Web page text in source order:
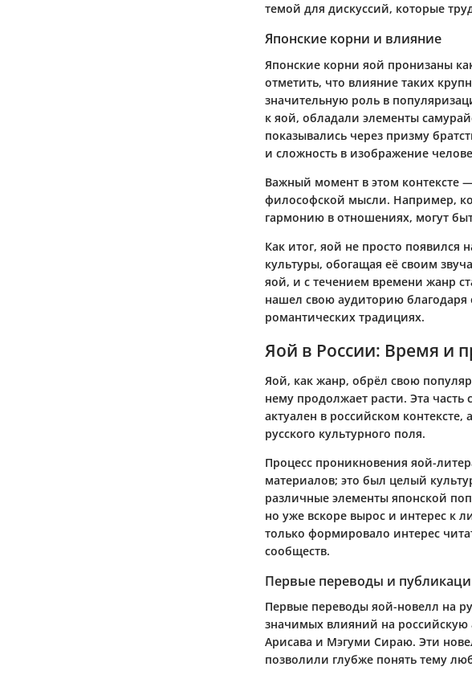
темой для дискуссий, которые
Японские корни и влияние
Японские корни яой пронизаны
отметить, что влияние таких
значительную роль в
к яой, обладали элементы
показывались через призму
и сложность в изображение
Важный момент в этом контексте
философской мысли. Например,
гармонию в отношениях, могут
Как итог, яой не просто появился
культуры, обогащая её своим
яой, и с течением времени жанр
нашел свою аудиторию
романтических традициях.
Яой в России: Время и
Яой, как жанр, обрёл свою
нему продолжает расти. Эта часть
актуален в российском
русского культурного поля.
Процесс проникновения яой-
материалов; это был целый
различные элементы японской
но уже вскоре вырос и интерес к
только формировало интерес
сообществ.
Первые переводы и
Первые переводы яой-новелл на
значимых влияний на российскую
Арисава и Мэгуми Сираю. Эти
позволили глубже понять тему